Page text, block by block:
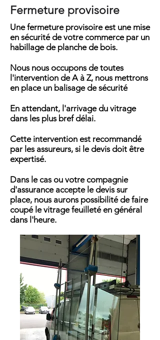
Fermeture provisoire
Une fermeture provisoire est une mise
en sécurité de votre commerce par un
habillage de planche de bois.
Nous nous occupons de toutes
l'intervention de A à Z, nous mettrons
en place un balisage de sécurité
En attendant, l'arrivage du vitrage
dans les plus bref délai.
Cette intervention est recommandé
par les assureurs, si le devis doit être
expertisé.
Dans le cas ou votre compagnie
d'assurance accepte le devis sur
place, nous aurons possibilité de faire
coupé le vitrage feuilleté en général
dans l'heure.